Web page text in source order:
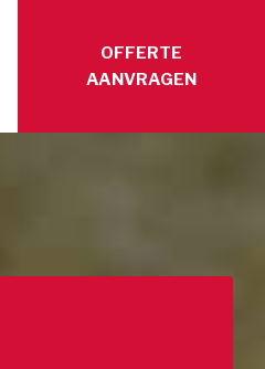
OFFERTE
AANVRAGEN